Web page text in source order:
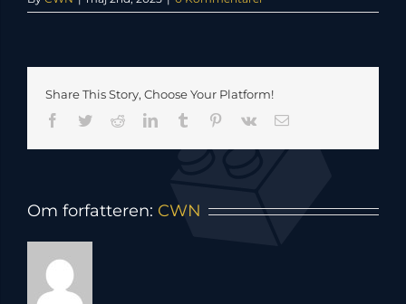
Share This Story, Choose Your Platform!
Facebook
TwitterRedditLinkedInTumblr Pinterest
Vk
E-
Om forfatteren: CWN